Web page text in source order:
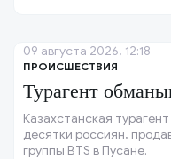
ПРОИСШЕСТВИЯ
Турагент
Казахстанская
десятки россиян,
группы BTS в Пусане.
09 августа 2026, 12:18